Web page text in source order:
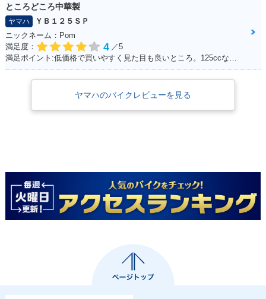
ところどころ中華製
ヤマハ
ＹＢ１２５ＳＰ
ニックネーム：Pom
満足度：
4 ／5
満足ポイント:低価格で買いやすく見た目も良いところ。125ccなので扱いやすい。
ヤマハのバイクレビューを見る